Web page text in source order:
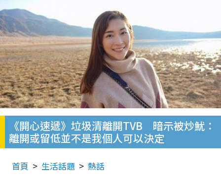
《開心速遞》垃圾清離開TVB 暗示被炒魷：
離開或留低並不是我個人可以決定
首頁 生活話題 熱話